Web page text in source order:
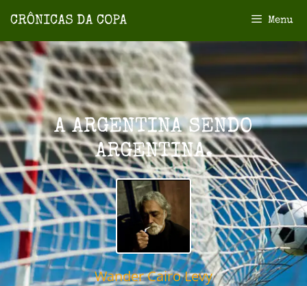
Menu
A ARGENTINA SENDO
ARGENTINA.
Wander Cairo Levy